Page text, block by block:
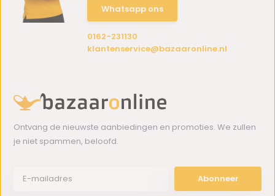
Whatsapp ons
0162-231130
klantenservice@bazaaronline.nl
Ontvang de nieuwste aanbiedingen en promoties. We zullen
je niet spammen, beloofd.
Abonneer